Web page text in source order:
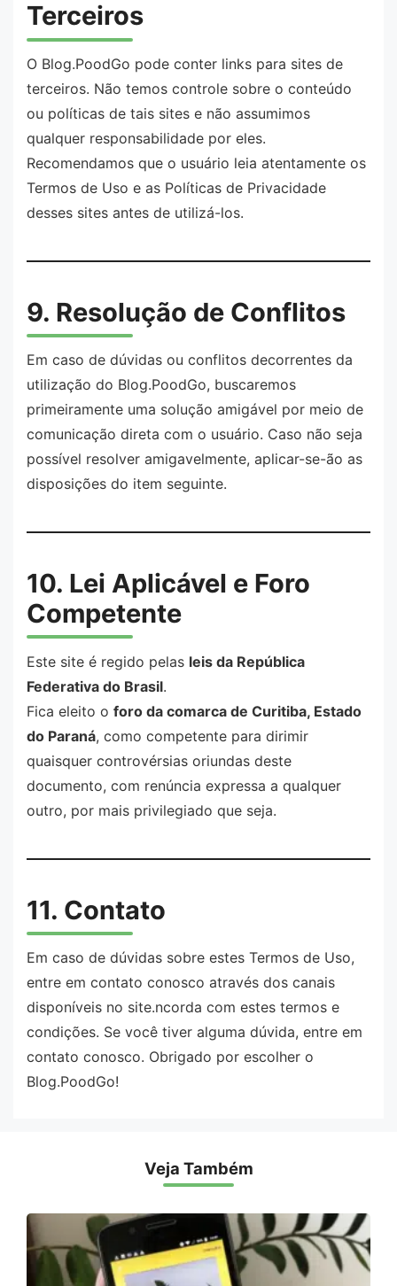
Terceiros
O Blog.PoodGo pode conter links para sites de
terceiros. Não temos controle sobre o conteúdo
ou políticas de tais sites e não assumimos
qualquer responsabilidade por eles.
Recomendamos que o usuário leia atentamente os
Termos de Uso e as Políticas de Privacidade
desses sites antes de utilizá-los.
9. Resolução de Conflitos
Em caso de dúvidas ou conflitos decorrentes da
utilização do Blog.PoodGo, buscaremos
primeiramente uma solução amigável por meio de
comunicação direta com o usuário. Caso não seja
possível resolver amigavelmente, aplicar-se-ão as
disposições do item seguinte.
10. Lei Aplicável e Foro
Competente
Este site é regido pelas leis da República
Federativa do Brasil.
Fica eleito o foro da comarca de Curitiba, Estado
do Paraná, como competente para dirimir
quaisquer controvérsias oriundas deste
documento, com renúncia expressa a qualquer
outro, por mais privilegiado que seja.
11. Contato
Em caso de dúvidas sobre estes Termos de Uso,
entre em contato conosco através dos canais
disponíveis no site.ncorda com estes termos e
condições. Se você tiver alguma dúvida, entre em
contato conosco. Obrigado por escolher o
Blog.PoodGo!
Veja Também